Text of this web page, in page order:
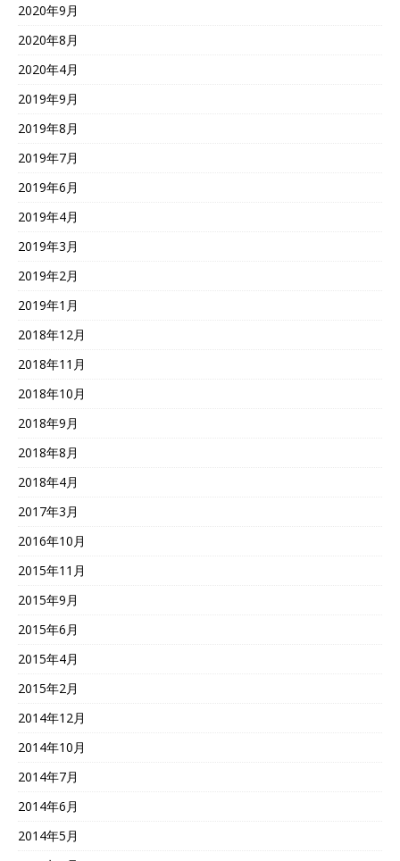
2020年9月
2020年8月
2020年4月
2019年9月
2019年8月
2019年7月
2019年6月
2019年4月
2019年3月
2019年2月
2019年1月
2018年12月
2018年11月
2018年10月
2018年9月
2018年8月
2018年4月
2017年3月
2016年10月
2015年11月
2015年9月
2015年6月
2015年4月
2015年2月
2014年12月
2014年10月
2014年7月
2014年6月
2014年5月